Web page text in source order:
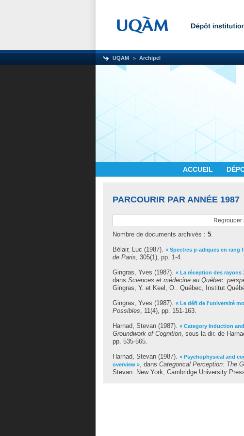
UQAM Archipel
ACCUEIL
PARCOURIR PAR ANNÉE 1987
Regrouper
Nombre de documents archivés : 5.
Bélair, Luc (1987). « Spectres p-adiques en rang
de Paris, 305(1), pp. 1-4.
Gingras, Yves (1987). « La réception des
dans Sciences et médecine au Québec:
Gingras, Y. et Keel, O.. Québec, Institut
Gingras, Yves (1987). « Le défi de l'université
Possibles, 11(4), pp. 151-163.
Harnad, Stevan (1987). « Category Induction
Groundwork of Cognition, sous la dir. de
pp. 535-565.
Harnad, Stevan (1987). « Psychophysical and
overview », dans Categorical Perception: The
Stevan. New York, Cambridge University